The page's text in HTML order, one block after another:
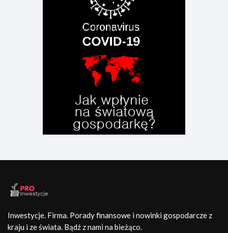
Inwestycje. Firma. Porady finansowe i nowinki gospodarcze z
kraju i ze świata. Bądź z nami na bieżąco.